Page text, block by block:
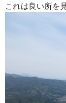
これは良い所を